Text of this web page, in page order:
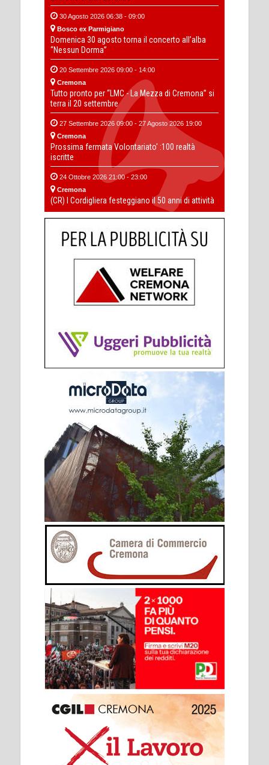
30 Agosto 2026 06:38 - 09:00
Bosco ex Parmigiano
Domenica 30 agosto torna il concerto all’alba
“Nessun Dorma”
20 Settembre 2026 09:00 - 14:00
Cremona
Tutto pronto per “LMC - La Mezza di Cremona” si
terra il 20 settembre
27 Settembre 2026 09:00 - 27 Agosto 2026 19:00
Cremona
Prossima fermata Volontariato' :100 realtà
iscritte
24 Ottobre 2026 21:00 - 23:00
Cremona
(CR) I Cordigliera festeggiano il 50 anni di attività